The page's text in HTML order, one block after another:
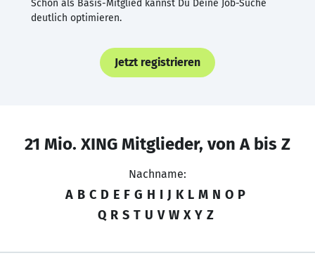
Schon als Basis-Mitglied kannst Du Deine Job-Suche
deutlich optimieren.
Jetzt registrieren
21 Mio. XING Mitglieder, von A bis Z
Nachname:
A B C D E F G H I J K L M N O P
Q R S T U V W X Y Z